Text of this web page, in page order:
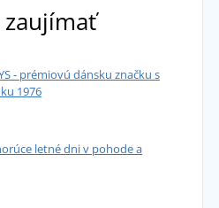
- prémiovú dánsku značku s
1976
letné dni v pohode a